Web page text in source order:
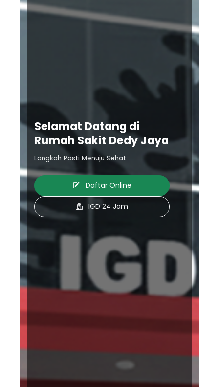
Selamat Datang di
Rumah Sakit Dedy Jaya
Langkah Pasti Menuju Sehat
Daftar Online
IGD 24 Jam